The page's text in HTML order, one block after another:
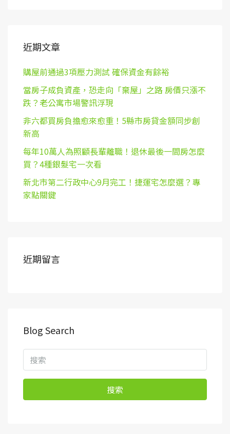
近期文章
購屋前通過3項壓力測試 確保資金有餘裕
當房子成負資產，恐走向「棄屋」之路 房價只漲不
跌？老公寓市場警訊浮現
非六都買房負擔愈來愈重！5縣市房貸金額同步創
新高
每年10萬人為照顧長輩離職！退休最後一間房怎麼
買？4種銀髮宅一次看
新北市第二行政中心9月完工！捷運宅怎麼選？專
家點關鍵
近期留言
Blog Search
搜索